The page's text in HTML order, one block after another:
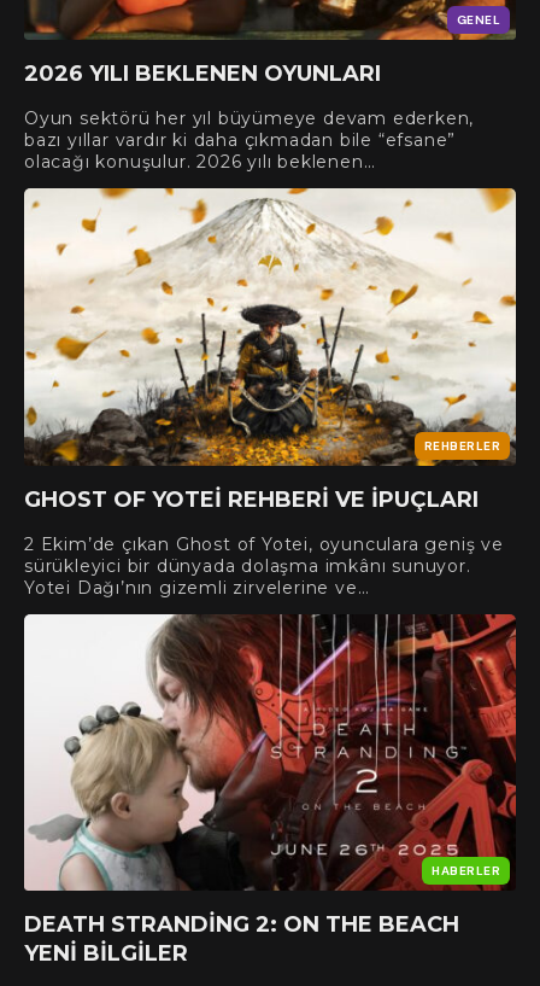
GENEL
2026 YILI BEKLENEN OYUNLARI
Oyun sektörü her yıl büyümeye devam ederken,
bazı yıllar vardır ki daha çıkmadan bile “efsane”
olacağı konuşulur. 2026 yılı beklenen…
REHBERLER
GHOST OF YOTEI REHBERI VE İPUÇLARI
2 Ekim’de çıkan Ghost of Yotei, oyunculara geniş ve
sürükleyici bir dünyada dolaşma imkânı sunuyor.
Yotei Dağı’nın gizemli zirvelerine ve…
HABERLER
DEATH STRANDING 2: ON THE BEACH
YENI BILGILER